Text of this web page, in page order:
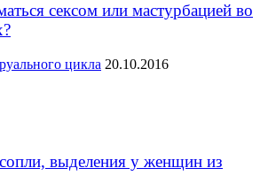
сексом или мастурбацией во
цикла 20.10.2016
выделения у женщин из